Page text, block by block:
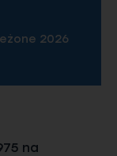
2026
na